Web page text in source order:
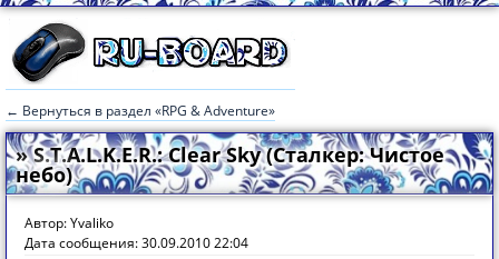
← Вернуться в раздел «RPG & Adventure»
» S.T.A.L.K.E.R.: Clear Sky (Сталкер: Чистое
небо)
Автор: Yvaliko
Дата сообщения: 30.09.2010 22:04